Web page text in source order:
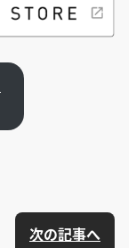
次の記事へ